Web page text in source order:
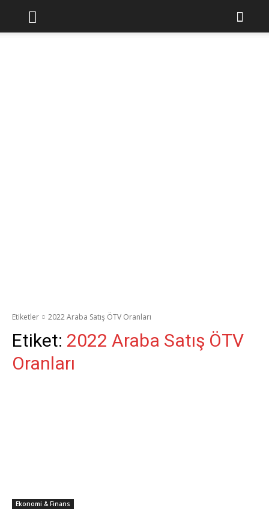
Etiketler 2022 Araba Satış ÖTV Oranları
Etiket: 2022 Araba Satış ÖTV
Oranları
Ekonomi & Finans